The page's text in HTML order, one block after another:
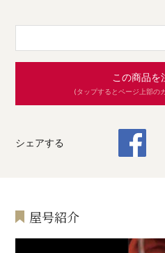
この商品を
(タップするとページ上部の
シェアする
屋号紹介